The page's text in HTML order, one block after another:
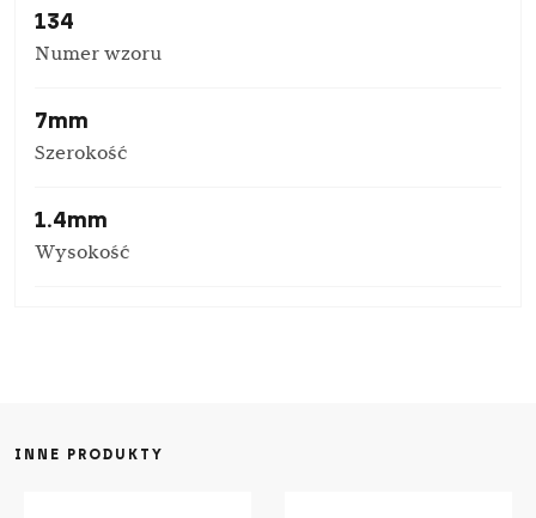
134
Numer wzoru
7mm
Szerokość
1.4mm
Wysokość
INNE PRODUKTY